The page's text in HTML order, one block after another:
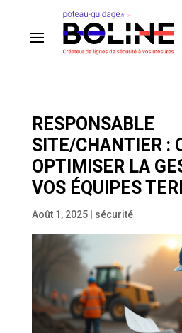
RESPONSABLE
SITE/CHANTIER :
OPTIMISER LA
VOS ÉQUIPES
Août 1, 2025| sécurité